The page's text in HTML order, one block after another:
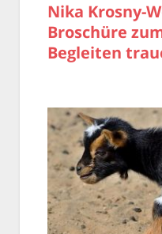
Nika Krosny-
Broschüre
Begleiten